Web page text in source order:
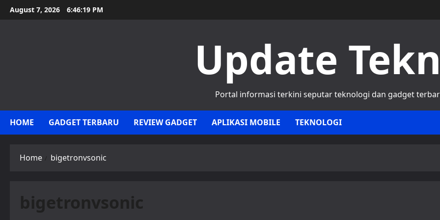
Skip
to
August 7, 2026 6:46:20 PM
Update
Portal informasi terkini seputar teknologi dan gadget
HOME GADGET TERBARU REVIEW GADGET APLIKASI MOBILE TEKNOLOGI
Home bigetronvsonic
bigetronvsonic